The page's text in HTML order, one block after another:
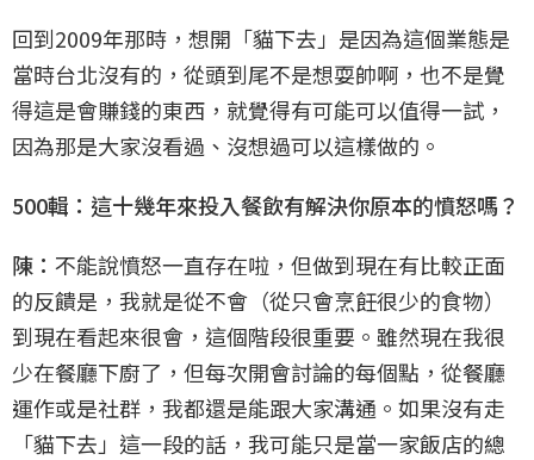
回到2009年那時，想開「貓下去」是因為這個業態是
當時台北沒有的，從頭到尾不是想耍帥啊，也不是覺
得這是會賺錢的東西，就覺得有可能可以值得一試，
因為那是大家沒看過、沒想過可以這樣做的。
500輯：這十幾年來投入餐飲有解決你原本的憤怒嗎？
陳： 不能說憤怒一直存在啦，但做到現在有比較正面
的反饋是，我就是從不會（從只會烹飪很少的食物）
到現在看起來很會，這個階段很重要。雖然現在我很
少在餐廳下廚了，但每次開會討論的每個點，從餐廳
運作或是社群，我都還是能跟大家溝通。如果沒有走
「貓下去」這一段的話，我可能只是當一家飯店的總